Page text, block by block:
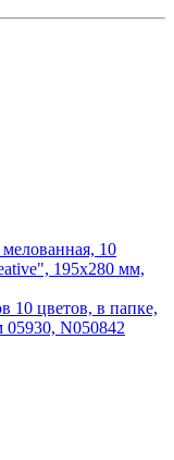
10 цветов, в папке,
N050842